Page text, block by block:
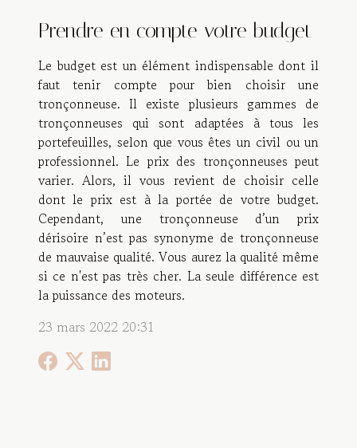
Prendre en compte votre budget
Le budget est un élément indispensable dont il
faut tenir compte pour bien choisir une
tronçonneuse. Il existe plusieurs gammes de
tronçonneuses qui sont adaptées à tous les
portefeuilles, selon que vous êtes un civil ou un
professionnel. Le prix des tronçonneuses peut
varier. Alors, il vous revient de choisir celle
dont le prix est à la portée de votre budget.
Cependant, une tronçonneuse d’un prix
dérisoire n’est pas synonyme de tronçonneuse
de mauvaise qualité. Vous aurez la qualité même
si ce n'est pas très cher. La seule différence est
la puissance des moteurs.
23 mars 2022 20:31